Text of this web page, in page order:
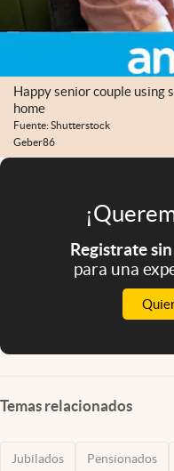
El Cronista Studio
abre en nueva pestaña
Happy senior couple using
home
Fuente: Shutterstock
Geber86
Registrate
para una
Temas relacionados
Jubilados Pensionados